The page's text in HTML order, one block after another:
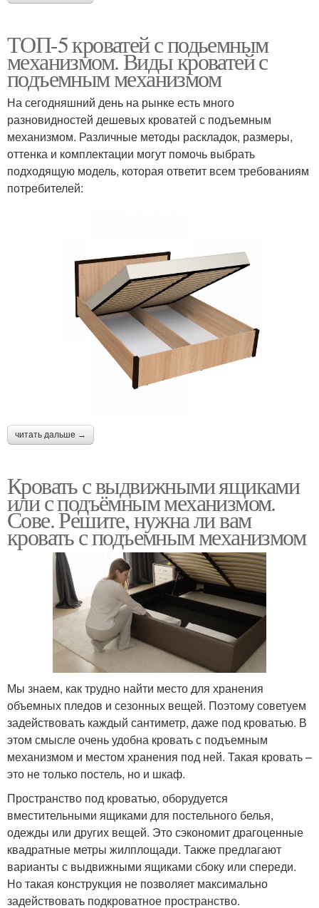
ТОП-5 кроватей с подьемным
механизмом. Виды кроватей с
подъемным механизмом
На сегодняшний день на рынке есть много
разновидностей дешевых кроватей с подъемным
механизмом. Различные методы раскладок, размеры,
оттенка и комплектации могут помочь выбрать
подходящую модель, которая ответит всем требованиям
потребителей:
читать дальше →
Кровать с выдвижными ящиками
или с подъёмным механизмом.
Сове. Решите, нужна ли вам
кровать с подъемным механизмом
Мы знаем, как трудно найти место для хранения
объемных пледов и сезонных вещей. Поэтому советуем
задействовать каждый сантиметр, даже под кроватью. В
этом смысле очень удобна кровать с подъемным
механизмом и местом хранения под ней. Такая кровать –
это не только постель, но и шкаф.
Пространство под кроватью, оборудуется
вместительными ящиками для постельного белья,
одежды или других вещей. Это сэкономит драгоценные
квадратные метры жилплощади. Также предлагают
варианты с выдвижными ящиками сбоку или спереди.
Но такая конструкция не позволяет максимально
задействовать подкроватное пространство.